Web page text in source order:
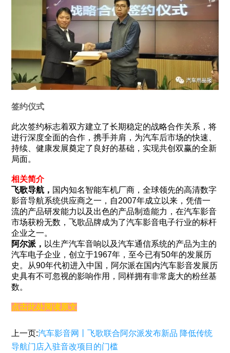
签约仪式
此次签约标志着双方建立了长期稳定的战略合作关系，将
进行深度全面的合作，携手并肩，为汽车后市场的快速、
持续、健康发展奠定了良好的基础，实现共创双赢的全新
局面。
相关简介
飞歌导航， 国内知名智能车机厂商，全球领先的高清数字
影音导航系统供应商之一，自2007年成立以来，凭借一
流的产品研发能力以及出色的产品制造能力，在汽车影音
市场获粉无数，飞歌品牌成为了汽车影音电子行业的标杆
企业之一。
阿尔派， 以生产汽车音响以及汽车通信系统的产品为主的
汽车电子企业，创立于1967年，至今已有50年的发展历
史。从90年代初进入中国，阿尔派在国内汽车影音发展历
史具有不可忽视的影响作用，同样拥有非常庞大的粉丝基
数。
点击此处阅读原文
上一页:汽车影音网丨飞歌联合阿尔派发布新品 降低传统
导航门店入驻音改项目的门槛